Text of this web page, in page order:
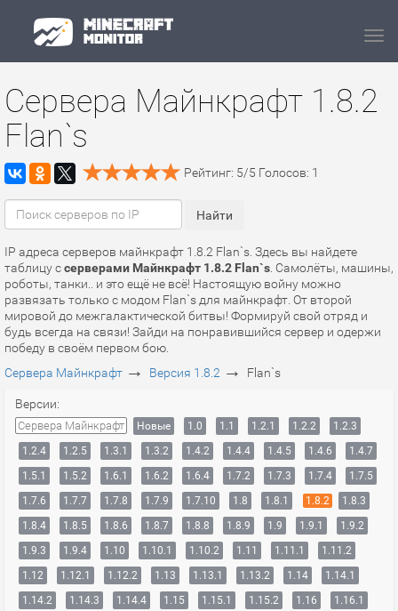
Сервера Майнкрафт 1.8.2
Flan`s
Рейтинг: 5/5 Голосов: 1
IP адреса серверов майнкрафт 1.8.2 Flan`s. Здесь вы найдете
таблицу ссерверами Майнкрафт 1.8.2 Flan`s . Самолёты, машины,
роботы, танки.. и это ещё не всё! Настоящую войну можно
развязать только с модом Flan`s для майнкрафт. От второй
мировой до межгалактической битвы! Формируй свой отряд и
будь всегда на связи! Зайди на понравившийся сервер и одержи
победу в своём первом бою.
Сервера Майнкрафт → Версия 1.8.2 → Flan`s
Версии:
Сервера Майнкрафт Новые 1.0 1.1 1.2.1 1.2.2
1.2.3
1.2.4
1.2.5 1.3.1 1.3.2 1.4.2 1.4.4 1.4.5 1.4.6
1.4.7
1.5.1
1.5.2 1.6.1 1.6.2 1.6.4 1.7.2 1.7.3 1.7.4
1.7.5
1.7.6
1.7.7 1.7.8 1.7.9 1.7.10 1.8 1.8.1 1.8.2
1.8.3
1.8.4
1.8.5 1.8.6 1.8.7 1.8.8 1.8.9 1.9 1.9.1
1.9.2
1.9.3
1.9.4 1.10 1.10.1 1.10.2 1.11 1.11.1
1.11.2
1.12
1.12.1 1.12.2 1.13 1.13.1 1.13.2 1.14
1.14.1
1.14.2
1.14.3 1.14.4 1.15 1.15.1 1.15.2 1.16
1.16.1